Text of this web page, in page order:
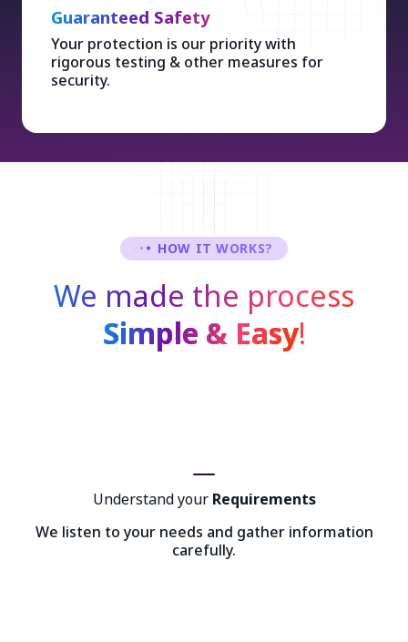
Guaranteed Safety
Your protection is our priority with
rigorous testing & other measures for
security.
HOW IT WORKS?
We made the process
Simple & Easy!
Understand your Requirements
We listen to your needs and gather information
carefully.